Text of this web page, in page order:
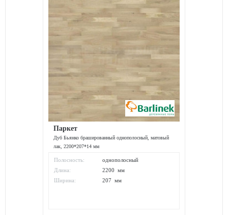
Паркет
Дуб Бьянко брашированный однополосный, матовый
лак, 2200*207*14 мм
Полосность:
однополосный
Длина:
2200 мм
Ширина:
207 мм